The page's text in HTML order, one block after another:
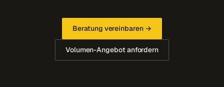
Beratung vereinbaren →
Volumen-Angebot anfordern